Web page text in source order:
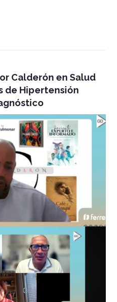
Calderón en Salud
de Hipertensión